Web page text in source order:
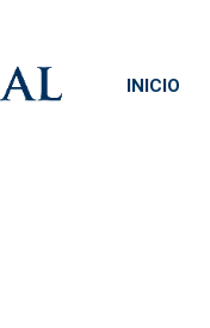
INICIO